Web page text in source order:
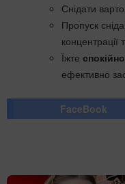
Снідати варто
Пропуск
Їжте
ефективно
FaceBook